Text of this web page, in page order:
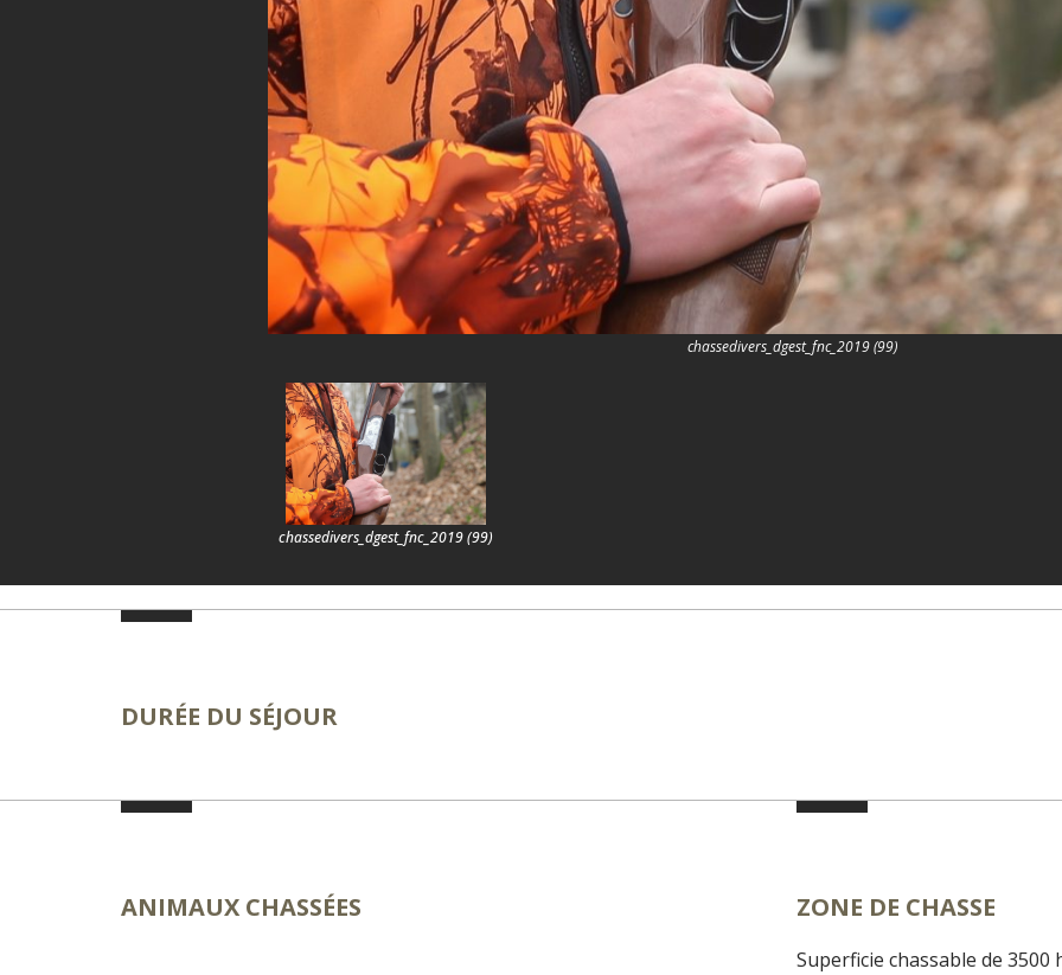
chassedivers_dgest_fnc_2019 (99)
chassedivers_dgest_fnc_2019 (99)
DURÉE DU SÉJOUR
ANIMAUX CHASSÉES ZONE DE CHASSE
Superficie chassable de 3500